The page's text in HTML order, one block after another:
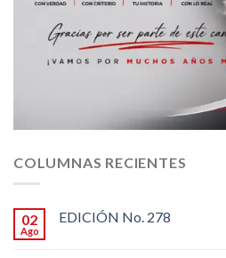
COLUMNAS RECIENTES
02
Ago
EDICIÓN No. 278